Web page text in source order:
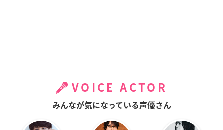
VOICE ACTOR
みんなが気になっている声優さん